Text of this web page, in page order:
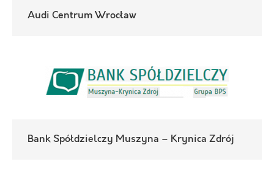
Audi Centrum Wrocław
Bank Spółdzielczy Muszyna – Krynica Zdrój